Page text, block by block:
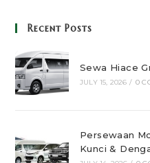
Recent Posts
Sewa Hiace
JULY 15, 2026 / 0
Persewaan
Kunci &